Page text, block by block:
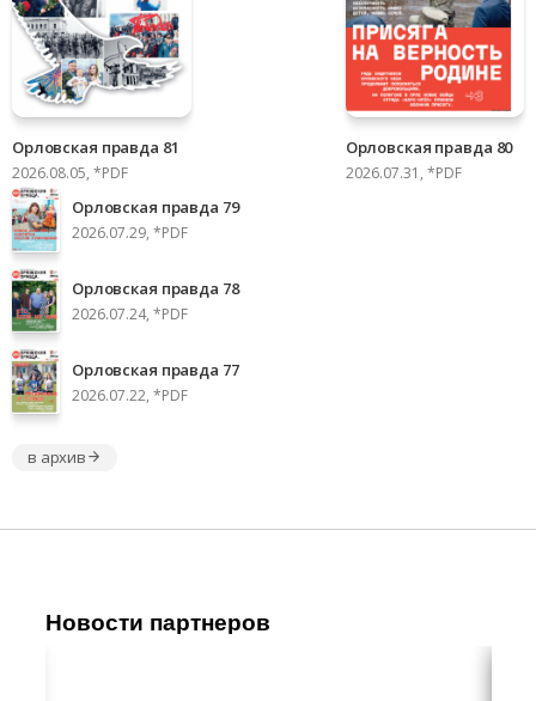
Орловская правда 81
2026.08.05, *PDF
Орловская правда 80
2026.07.31, *PDF
Орловская правда 79
2026.07.29, *PDF
Орловская правда 78
2026.07.24, *PDF
Орловская правда 77
2026.07.22, *PDF
в архив
Новости партнеров